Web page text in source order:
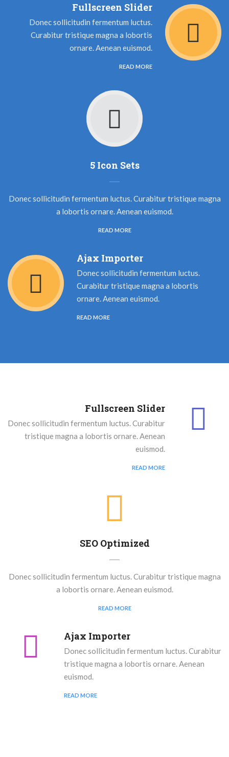
Fullscreen Slider
Donec sollicitudin fermentum luctus.
Curabitur tristique magna a lobortis
ornare. Aenean euismod.
READ MORE
5 Icon Sets
Donec sollicitudin fermentum luctus. Curabitur tristique magna
a lobortis ornare. Aenean euismod.
READ MORE
Ajax Importer
Donec sollicitudin fermentum luctus.
Curabitur tristique magna a lobortis
ornare. Aenean euismod.
READ MORE
Fullscreen Slider
Donec sollicitudin fermentum luctus. Curabitur
tristique magna a lobortis ornare. Aenean
euismod.
READ MORE
SEO Optimized
Donec sollicitudin fermentum luctus. Curabitur tristique magna
a lobortis ornare. Aenean euismod.
READ MORE
Ajax Importer
Donec sollicitudin fermentum luctus. Curabitur
tristique magna a lobortis ornare. Aenean
euismod.
READ MORE